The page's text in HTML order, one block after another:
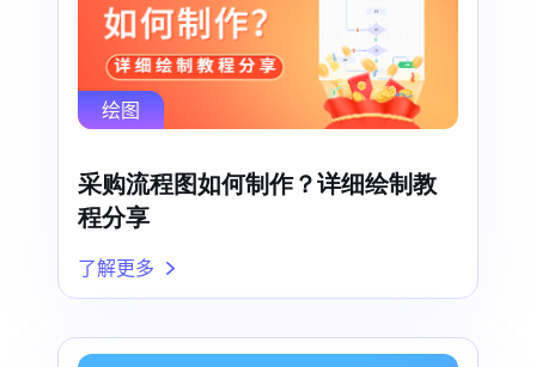
绘图
采购流程图如何制作？详细绘制教
程分享
了解更多